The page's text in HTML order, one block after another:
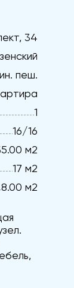
34
пеш.
1
16/16
м2
17 м2
8.00 м2